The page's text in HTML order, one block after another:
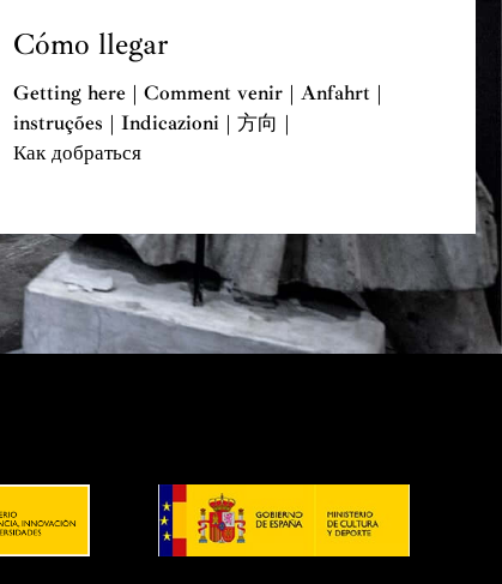
Cómo llegar
Getting here | Comment venir | Anfahrt |
instruções | Indicazioni | 方向 |
Как добраться